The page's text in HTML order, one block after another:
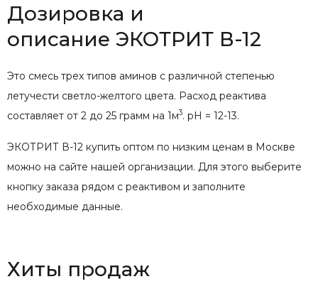
Дозировка и
описание ЭКОТРИТ В-12
Это смесь трех типов аминов с различной степенью
летучести светло-желтого цвета. Расход реактива
составляет от 2 до 25 грамм на 1м3. рН = 12-13.
ЭКОТРИТ В-12 купить оптом по низким ценам в Москве
можно на сайте нашей организации. Для этого выберите
кнопку заказа рядом с реактивом и заполните
необходимые данные.
Хиты продаж